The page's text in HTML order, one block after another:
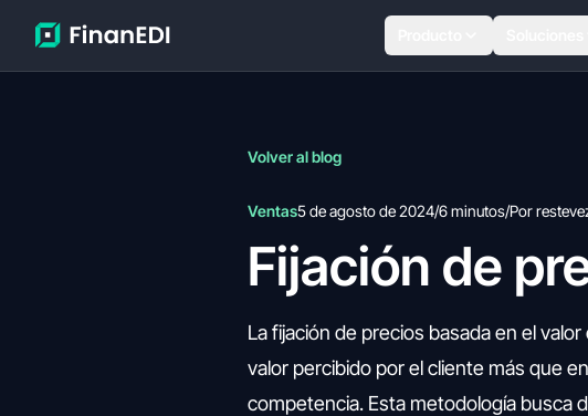
Volver al blog
Ventas5 de agosto de 2024/6 minutos/Por
Fijación de
La fijación de precios basada en el
valor percibido por el cliente más que
competencia. Esta metodología busca